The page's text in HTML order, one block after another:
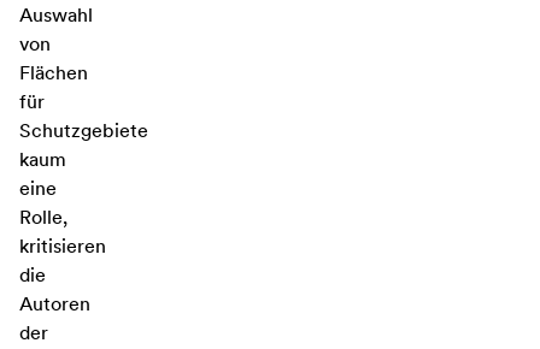
Auswahl
von
Flächen
für
Schutzgebiete
kaum
eine
Rolle,
kritisieren
die
Autoren
der